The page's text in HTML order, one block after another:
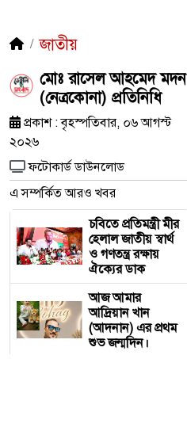
জাতীয়
মোঃ রাসেল আহমেদ মদন
(নেত্রকোনা) প্রতিনিধি
প্রকাশ : বৃহস্পতিবার, ০৬ আগস্ট
২০২৬
ফটোকার্ড ডাউনলোড
এ সম্পর্কিত আরও খবর
চবিতে প্রতিমন্ত্রী মীর
হেলাল জাতীয় স্বার্থ
ও গণতন্ত্র রক্ষায়
ঐক্যের ডাক
আজ আমার
আদ্রিয়ান খান
(আদনান) এর প্রথম
শুভ জন্মদিন।